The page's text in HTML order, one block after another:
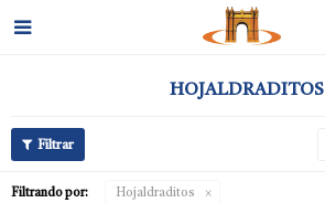

HOJALDRADITOS
Filtrando por: Hojaldraditos